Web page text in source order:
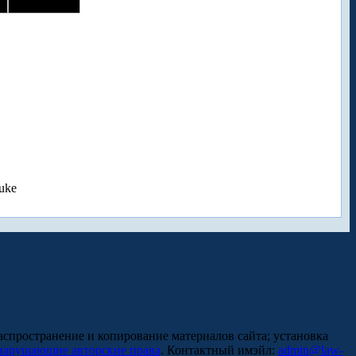
и копирование материалов сайта; установка
авторские права. Контактный имэйл: admin@law-